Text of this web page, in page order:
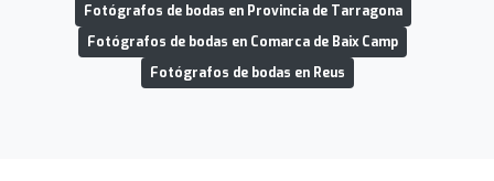
Fotógrafos de bodas en Provincia de Tarragona
Fotógrafos de bodas en Comarca de Baix Camp
Fotógrafos de bodas en Reus